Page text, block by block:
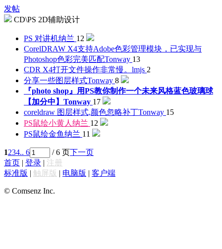
发帖
CD\PS 2D辅助设计
PS 对讲机纳兰 12
CorelDRAW X4支持Adobe色彩管理模块，已实现与
Photoshop色彩完美匹配Tonway 13
CDR X4打开文件操作非常慢。 lmjs 2
分享一些图层样式Tonway 8
『photo shop』用PS教你制作一个未来风格蓝色玻璃球
【加分中】 Tonway 17
coreldraw 图层样式,颜色忽略补丁Tonway 15
PS鼠绘小黄人 纳兰 12
PS鼠绘金鱼纳兰 11
1234.. 6 / 6 页下一页
首页 | 登录 | 注册
标准版 | 触屏版 | 电脑版 | 客户端
© Comsenz Inc.